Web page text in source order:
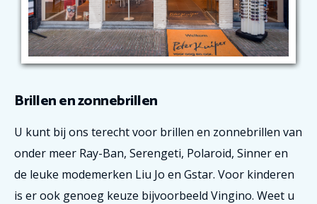
Brillen en zonnebrillen
U kunt bij ons terecht voor brillen en zonnebrillen van
onder meer Ray-Ban, Serengeti, Polaroid, Sinner en
de leuke modemerken Liu Jo en Gstar. Voor kinderen
is er ook genoeg keuze bijvoorbeeld Vingino. Weet u